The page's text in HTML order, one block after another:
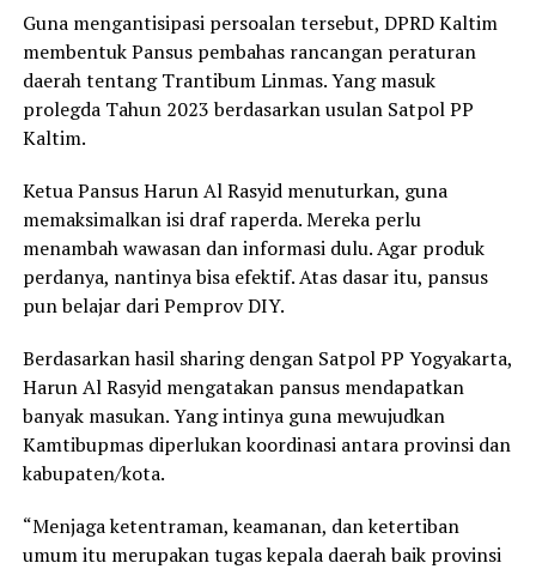
Guna mengantisipasi persoalan tersebut, DPRD Kaltim
membentuk Pansus pembahas rancangan peraturan
daerah tentang Trantibum Linmas. Yang masuk
prolegda Tahun 2023 berdasarkan usulan Satpol PP
Kaltim.
Ketua Pansus Harun Al Rasyid menuturkan, guna
memaksimalkan isi draf raperda. Mereka perlu
menambah wawasan dan informasi dulu. Agar produk
perdanya, nantinya bisa efektif. Atas dasar itu, pansus
pun belajar dari Pemprov DIY.
Berdasarkan hasil sharing dengan Satpol PP Yogyakarta,
Harun Al Rasyid mengatakan pansus mendapatkan
banyak masukan. Yang intinya guna mewujudkan
Kamtibupmas diperlukan koordinasi antara provinsi dan
kabupaten/kota.
“Menjaga ketentraman, keamanan, dan ketertiban
umum itu merupakan tugas kepala daerah baik provinsi